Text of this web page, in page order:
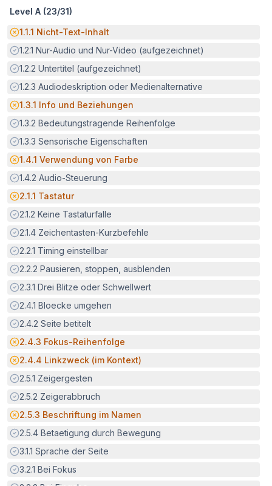
Level A (23/31)
Potenzielle Barriere:
1.1.1 Nicht-Text-Inhalt
Erfüllt:
1.2.1 Nur-Audio und Nur-Video (aufgezeichnet)
Erfüllt:
1.2.2 Untertitel (aufgezeichnet)
Erfüllt:
1.2.3 Audiodeskription oder Medienalternative
Potenzielle Barriere:
1.3.1 Info und Beziehungen
Erfüllt:
1.3.2 Bedeutungstragende Reihenfolge
Erfüllt:
1.3.3 Sensorische Eigenschaften
Potenzielle Barriere:
1.4.1 Verwendung von Farbe
Erfüllt:
1.4.2 Audio-Steuerung
Potenzielle Barriere:
2.1.1 Tastatur
Erfüllt:
2.1.2 Keine Tastaturfalle
Erfüllt:
2.1.4 Zeichentasten-Kurzbefehle
Erfüllt:
2.2.1 Timing einstellbar
Erfüllt:
2.2.2 Pausieren, stoppen, ausblenden
Erfüllt:
2.3.1 Drei Blitze oder Schwellwert
Erfüllt:
2.4.1 Bloecke umgehen
Erfüllt:
2.4.2 Seite betitelt
Potenzielle Barriere:
2.4.3 Fokus-Reihenfolge
Potenzielle Barriere:
2.4.4 Linkzweck (im Kontext)
Erfüllt:
2.5.1 Zeigergesten
Erfüllt:
2.5.2 Zeigerabbruch
Potenzielle Barriere:
2.5.3 Beschriftung im Namen
Erfüllt:
2.5.4 Betaetigung durch Bewegung
Erfüllt:
3.1.1 Sprache der Seite
Erfüllt:
3.2.1 Bei Fokus